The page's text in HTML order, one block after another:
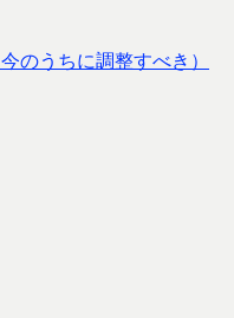
のうちに調整すべき）